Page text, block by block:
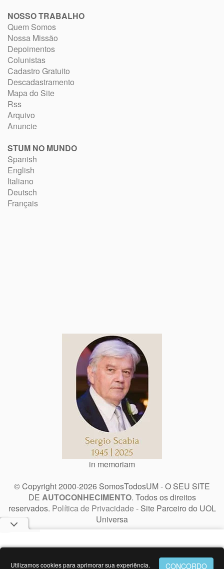
NOSSO TRABALHO
Quem Somos
Nossa Missão
Depoimentos
Colunistas
Cadastro Gratuito
Descadastramento
Mapa do Site
Rss
Arquivo
Anuncie
STUM NO MUNDO
Spanish
English
Italiano
Deutsch
Français
in memoriam
© Copyright 2000-2026 SomosTodosUM - O SEU SITE
DE AUTOCONHECIMENTO. Todos os direitos
reservados. Política de Privacidade - Site Parceiro do UOL
Universa
Utilizamos cookies para aprimorar sua experiência.